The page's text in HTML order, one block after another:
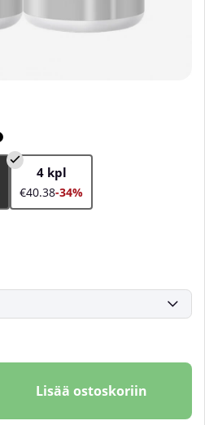
4 kpl
€40.38-34%
Lisää ostoskoriin